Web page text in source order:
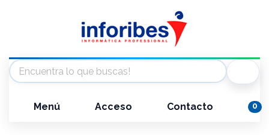
Menú Acceso Contacto 0